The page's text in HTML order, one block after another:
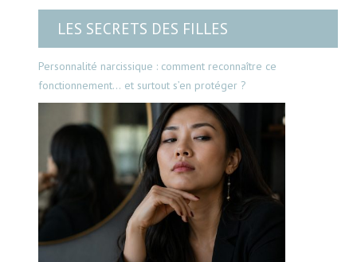
LES SECRETS DES FILLES
Personnalité narcissique : comment reconnaître ce
fonctionnement… et surtout s’en protéger ?